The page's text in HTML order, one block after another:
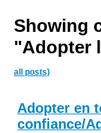
Showing
"Adopter
all posts)
Adopter en
confiance/